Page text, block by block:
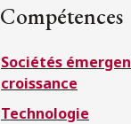
Compétences
Sociétés
croissance
Technologie